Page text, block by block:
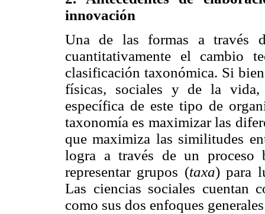
innovación
Una de las formas a través
cuantitativamente el cambio
clasificación taxonómica. Si
físicas, sociales y de la vida,
específica de este tipo de
taxonomía es maximizar las
que maximiza las similitudes
logra a través de un proceso
representar grupos (taxa) para
Las ciencias sociales cuentan
como sus dos enfoques